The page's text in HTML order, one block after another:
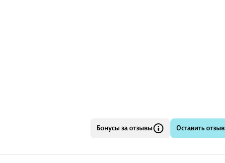
Бонусы за отзывы Оставить отзыв